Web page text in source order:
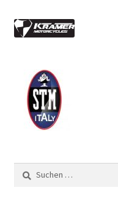
Suchen
nach: